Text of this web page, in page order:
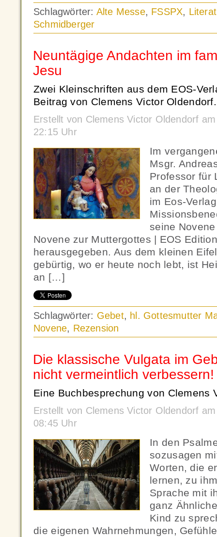
Schlagwörter: Alte Messe, FSSPX,
Schmidberger
Neuntägige Andachten im
Jesu
Zwei Kleinschriften aus dem EOS-
Beitrag von Clemens Victor Oldendorf.
Erstellt von Clemens Victor Oldendorf
22:15 Uhr
Im
Msgr.
Professor für
an der
im Eos-
seine
Novene zur Muttergottes | EOS
herausgegeben. Aus dem kleinen
gebürtig, wo er heute noch lebt, ist
an […]
Schlagwörter: Gebet, hl. Gottesmutter
Novene, Rezension
Die klassische Vulgata im
nicht vermeintlich verbessern!
Eine Buchbesprechung von Clemens
Erstellt von Clemens Victor Oldendorf
08:45 Uhr
In den
sozusagen
Worten, die
lernen, zu
Sprache mit
ganz
Kind zu
die eigenen Wahrnehmungen,